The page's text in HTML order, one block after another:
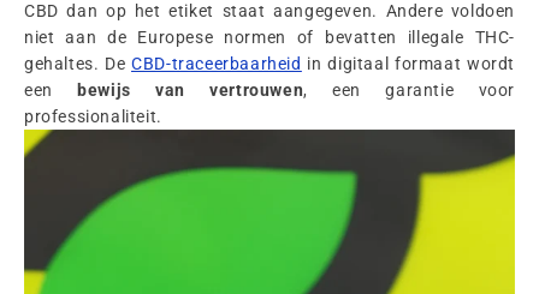
CBD dan op het etiket staat aangegeven. Andere voldoen
niet aan de Europese normen of bevatten illegale THC-
gehaltes. DeCBD-traceerbaarheid in digitaal formaat wordt
een
bewijs van vertrouwen, een garantie voor
professionaliteit.